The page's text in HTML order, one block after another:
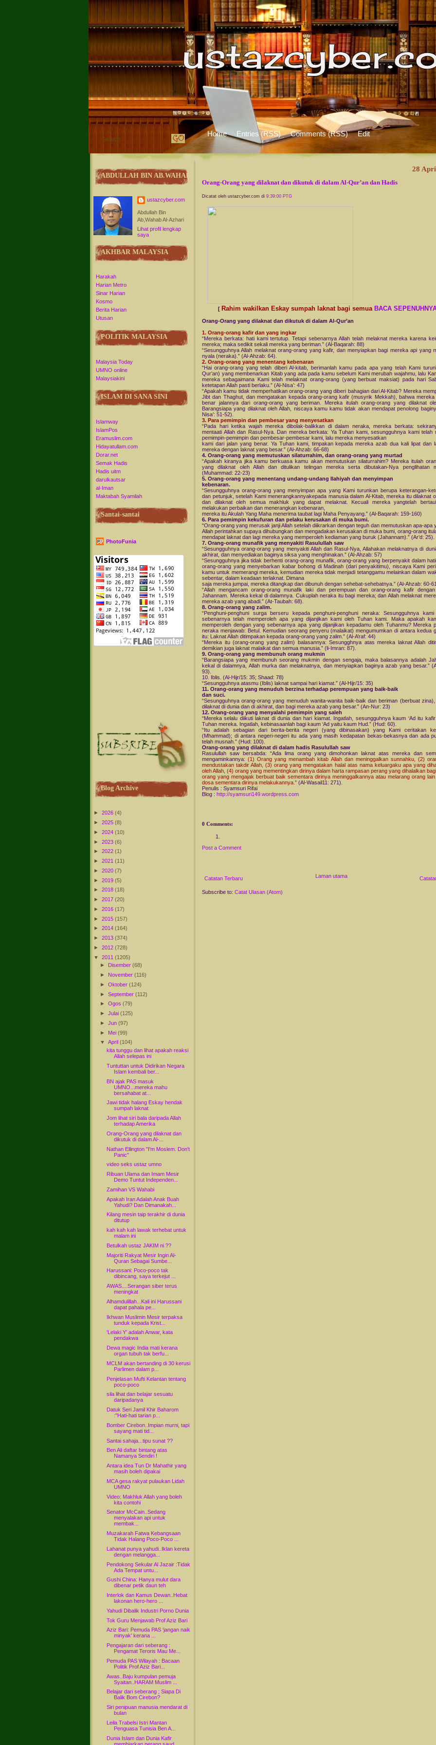
Home Entries (RSS) Comments (RSS) Edit
ABDULLAH BIN AB.WAHAB
ustazcyber.com
Abdullah Bin
Ab,Wahab Al-Azhari
Lihat profil lengkap
saya
AKHBAR MALAYSIA
Harakah
Harian Metro
Sinar Harian
Kosmo
Berita Harian
Utusan
POLITIK MALAYSIA
Malaysia Today
UMNO online
Malaysiakini
ISLAM DI SANA SINI
Islamway
IslamPos
Eramuslim.com
Hidayatullam.com
Dorar.net
Semak Hadis
Hadis uitm
darulkautsar
al-Iman
Maktabah Syamilah
Santai-santai
PhotoFunia
Blog Archive
► 2026 (4)
► 2025 (8)
► 2024 (10)
► 2023 (6)
► 2022 (1)
► 2021 (11)
► 2020 (7)
► 2019 (5)
► 2018 (18)
► 2017 (20)
► 2016 (17)
► 2015 (157)
► 2014 (164)
► 2013 (374)
► 2012 (728)
▼
2011 (1205)
►
Disember(68)
► November(116)
►Oktober(124)
►September(112)
►Ogos(79)
►Julai(125)
►Jun(97)
► Mei(99)
▼
April(104)
kita tunggu dan lihat apakah reaksi
Allah selepas ini
Tuntuttan untuk Didirikan Negara
Islam kembali ber...
BN ajak PAS masuk
UMNO...mereka mahu
bersahabat at...
Jawi tidak halang Eskay hendak
sumpah laknat
Jom lihat siri bala daripada Allah
terhadap Amerika
Orang-Orang yang dilaknat dan
dikutuk di dalam Al-...
Nathan Ellington "I'm Moslem. Don't
Panic"
video seks ustaz umno
Ribuan Ulama dan Imam Mesir
Demo Tuntut Independen...
Zamihan VS Wahabi
Apakah Iran Adalah Anak Buah
Yahudi? Dan Dimanakah...
Kilang mesin taip terakhir di dunia
ditutup
kah kah kah lawak terhebat untuk
malam ini
Betulkah ustaz JAKIM ni ??
Majoriti Rakyat Mesir Ingin Al-
Quran Sebagai Sumbe...
Harussani: Poco-poco tak
dibincang, saya terkejut ...
AWAS....Serangan siber terus
meningkat
Alhamdulillah...Kali ini Harussani
dapat pahala pe...
Ikhwan Muslimin Mesir terpaksa
tunduk kepada Krist...
‘Lelaki Y’ adalah Anwar, kata
pendakwa
Dewa magic India mati kerana
organ tubuh tak berfu...
MCLM akan bertanding di 30 kerusi
Parlimen dalam p...
Penjelasan Mufti Kelantan tentang
poco-poco
sila lihat dan belajar sesuatu
daripadanya
Datuk Seri Jamil Khir Baharom
:"Hati-hati tarian p...
Bomber Cirebon..Impian murni, tapi
sayang mati tid...
Santai sahaja...tipu sunat ??
Ben Ali daftar bintang atas
Namanya Sendiri !
Antara idea Tun Dr Mahathir yang
masih boleh dipakai
MCA gesa rakyat pulaukan Lidah
UMNO
Video: Makhluk Allah yang boleh
kita contohi
Senator McCain..Sedang
menyalakan api untuk
membak...
Muzakarah Fatwa Kebangsaan
Tidak Halang Poco-Poco ...
Lahanat punya yahudi..Iklan kereta
dengan melangga...
Pendokong Sekular Al Jazair :Tidak
Ada Tempat untu...
Gushi China: Hanya mulut dara
dibenar petik daun teh
Interlok dan Kamus Dewan..Hebat
lakonan hero-hero ...
Yahudi Dibalik Industri Porno Dunia
Tok Guru Menjawab Prof Aziz Bari
Aziz Bari: Pemuda PAS ‘jangan naik
minyak’ kerana ...
Pengajaran dari seberang :
Pengamat Teroris Mau Me...
Pemuda PAS Wilayah : Bacaan
Politik Prof Aziz Bari...
Awas..Baju kumpulan pemuja
Syaitan..HARAM Muslim ...
Belajar dari seberang ; Siapa Di
Balik Bom Cirebon?
Siri penipuan manusia mendarat di
bulan
Leila Trabelsi Istri Mantan
Penguasa Tunisia Ben A...
Dunia Islam dan Dunia Kafir
membiarkan perang saud...
28
Orang-Orang yang dilaknat dan dikutuk di dalam Al-Qur’an dan Hadis
Dicatat oleh ustazcyber.com di 9:39:00 PTG
[ Rahim wakilkan Eskay sumpah laknat bagi semua BACA
Orang-Orang yang dilaknat dan dikutuk di dalam Al-Qur’an
1. Orang-orang kafir dan yang ingkar
“Mereka berkata: hati kami tertutup. Tetapi sebenarnya Allah telah melaknat mereka karena
mereka; maka sedikit sekali mereka yang beriman.” (Al-Baqarah: 88)
“Sesungguhnya Allah melaknat orang-orang yang kafir, dan menyiapkan bagi mereka api yang
nyala (neraka).” (Al-Ahzab: 64).
2. Orang-orang yang menentang kebenaran
“Hai orang-orang yang telah diberi Al-kitab, berimanlah kamu pada apa yang telah Kami
Qur’an) yang membenarkan Kitab yang ada pada kamu sebelum Kami merubah wajahmu, lalu
mereka sebagaimana Kami telah melaknat orang-orang (yang berbuat maksiat) pada hari
ketetapan Allah pasti berlaku.” (Al-Nisa’: 47)
“Apakah kamu tidak memperhatikan orang-orang yang diberi bahagian dari Al-Kitab? Mereka
Jibt dan Thaghut, dan mengatakan kepada orang-orang kafir (musyrik Mekkah), bahwa mereka
benar jalannya dari orang-orang yang beriman. Mereka itulah orang-orang yang dilaknat
Barangsiapa yang dilaknat oleh Allah, niscaya kamu kamu tidak akan mendapat penolong
Nisa’: 51-52).
3. Para pemimpin dan pembesar yang menyesatkan
“Pada hari ketika wajah mereka dibolak-balikkan di dalam neraka, mereka berkata:
mentaati Allah dan Rasul-Nya. Dan mereka berkata: Ya Tuhan kami, sesungguhnya kami telah
pemimpin-pemimpin dan pembesar-pembesar kami, lalu mereka menyesatkan
kami dari jalan yang benar. Ya Tuhan kami, timpakan kepada mereka azab dua kali lipat dan
mereka dengan laknat yang besar.” (Al-Ahzab: 66-68)
4. Orang-orang yang memutuskan silaturrahim, dan orang-orang yang murtad
“Apakah kiranya jika kamu berkuasa kamu akan memutuskan silaturrahim? Mereka itulah
yang dilaknat oleh Allah dan ditulikan telingan mereka serta dibutakan-Nya penglihatan
(Muhammad: 22-23)
5. Orang-orang yang menentang undang-undang Ilahiyah dan menyimpan
kebenaran.
“Sesungguhnya orang-orang yang menyimpan apa yang Kami turunkan berupa keterangan-
dan petunjuk, setelah Kami menerangkannyakepada manusia dalam Al-Kitab, mereka itu dilaknat
dan dilaknat oleh semua makhluk yang dapat melaknat. Kecuali mereka yangtelah
melakukan perbaikan dan menerangkan kebenaran,
mereka itu Akulah Yang Maha menerima taubat lagi Maha Penyayang.” (Al-Baqarah: 159-160)
6. Para pemimpin kekufuran dan pelaku kerusakan di muka bumi.
“Orang-orang yang merusak janji Allah setelah diikrarkan dengan teguh dan memutuskan apa-apa
Allah perintahkan supaya dihubungkan dan mengadakan kerusakan di muka bumi, orang-orang
mendapat laknat dan lagi mereka yang memperoleh kediaman yang buruk (Jahannam).” (Ar’d: 25).
7. Orang-orang munafik yang menyakiti Rasulullah saw
“Sesungguhnya orang-orang yang menyakiti Allah dan Rasul-Nya, Allahakan melaknatnya di
akhirat, dan menyediakan baginya siksa yang menghinakan.” (Al-Ahzab: 57)
“Sesungguhnya jika tidak berhenti orang-orang munafik, orang-orang yang berpenyakit dalam
orang-orang yang menyebarkan kabar bohong di Madinah (dari penyakitimu), niscaya Kami
kamu untuk memerangi mereka, kemudian mereka tidak menjadi tetanggamu melainkan dalam
sebentar, dalam keadaan terlaknat. Dimana
saja mereka jumpai, mereka ditangkap dan dibunuh dengan sehebat-sehebatnya.” (Al-Ahzab: 60-
“Allah mengancam orang-orang munafik laki dan perempuan dan orang-orang kafir
Jahannam. Mereka kekal di dalamnya. Cukuplah neraka itu bagi mereka; dan Allah melaknat
mereka azab yang abadi.” (At-Taubah: 68).
8. Orang-orang yang zalim.
“Penghuni-penghuni surga berseru kepada penghuni-penghuni neraka: Sesungguhnya kami
sebenarnya telah memperoleh apa yang dijanjikan kami oleh Tuhan kami. Maka apakah
memperoleh dengan yang sebenarnya apa yang dijanjikan kepadamu oleh Tuhanmu? Mereka
neraka menjawab: Betul. Kemudian seorang penyeru (malaikat) mengumumkan di antara kedua
itu: Laknat Allah ditimpakan kepada orang-orang yang zalim.” (Al-A’raf: 44)
“Mereka itu (orang-orang yang zalim) balasannya: Sesungghnya atas mereka laknat Allah
demikian juga laknat malaikat dan semua manusia.” (li-Imran: 87).
9. Orang-orang yang membunuh orang mukmin
“Barangsiapa yang membunuh seorang mukmin dengan sengaja, maka balasannya adalah
kekal di dalamnya, Allah murka dan melaknatnya, dan menyiapkan baginya azab yang besar.”
93).
10. Iblis. (Al-Hijr/15: 35; Shaad: 78)
“Sesungguhnya atasmu (Iblis) laknat sampai hari kiamat.” (Al-Hijr/15: 35)
11. Orang-orang yang menuduh berzina terhadap perempuan yang baik-baik
dan suci.
“Sesungguhnya orang-orang yang menuduh wanita-wanita baik-baik dan beriman (berbuat
dilaknat di dunia dan di akhirat, dan bagi mereka azab yang besar.” (An-Nur: 23)
12. Orang-orang yang menyalahi pemimpin yang saleh
“Mereka selalu diikuti laknat di dunia dan hari kiamat. Ingatlah, sesungguhnya kaum ‘Ad itu
Tuhan mereka. Ingatlah, kebinasaanlah bagi kaum ‘Ad yaitu kaum Hud.” (Hud: 60).
“Itu adalah sebagian dari berita-berita negeri (yang dibinasakan) yang Kami ceritakan
(Mhammad); di antara negeri-negeri itu ada yang masih kedapatan bekas-bekasnya dan ada
telah musnah.” (Hud: 100).
Orang-orang yang dilaknat di dalam hadis Rasulullah saw
Rasulullah saw bersabda: “Ada lima orang yang dimohonkan laknat atas mereka dan
mengaminkannya:(1) Orang yang menambah kitab Allah dan meninggalkan sunnahku, (2)
mendustakan takdir Allah, (3) orang yang mengatakan halal atas nama keluargaku apa yang
oleh Allah, (4) orang yang mementingkan dirinya dalam harta rampasan perang yang dihalalkan
orang yang mengajak berbuat baik sementara dirinya meninggalkannya atau melarang orang
dosa sementara dirinya melakukannya.” (Al-Wasail11: 271).
Penulis : Syamsuri Rifai
Blog : http://syamsuri149.wordpress.com
0 Comments:
Post a Comment
Catatan Terbaru Laman utama
Subscribe to: Catat Ulasan (Atom)